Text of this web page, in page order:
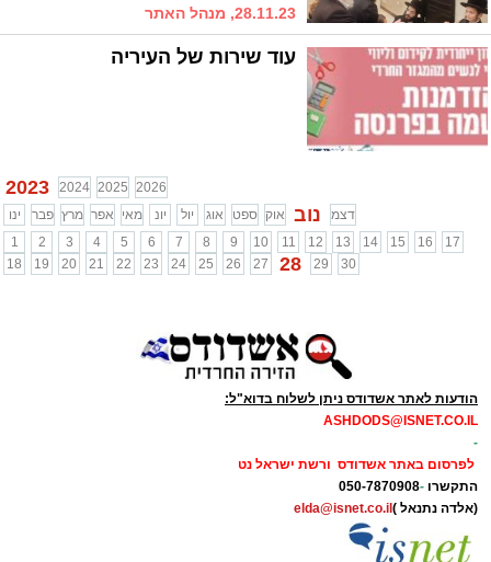
28.11.23, מנהל האתר
עוד שירות של העיריה
2023 2024 2025 2026
ינו
פבר מרץ אפר מאי יונ יול אוג ספט אוק נוב
דצמ
1
2 3 4 5 6 7 8 9 10 11 12 13 14 15 16
17
18
19 20 21 22 23 24 25 26 27 28 29 30
הודעות לאתר אשדודס ניתן לשלוח בדוא"ל:
ASHDODS@ISNET.CO.IL
-
לפרסום באתר אשדודס ורשת ישראל נט
התקשרו -
050-7870908
(אלדה נתנאל ) elda@isnet.co.il